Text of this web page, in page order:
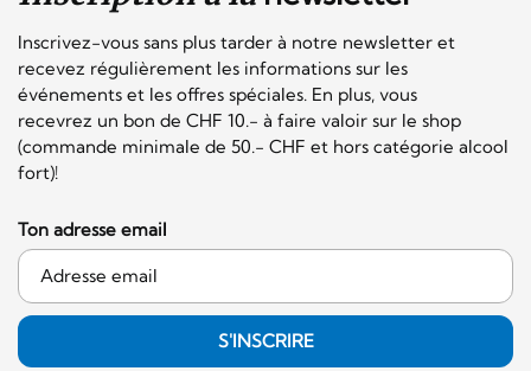
Inscrivez-vous sans plus tarder à notre newsletter et
recevez régulièrement les informations sur les
événements et les offres spéciales. En plus, vous
recevrez un bon de CHF 10.- à faire valoir sur le shop
(commande minimale de 50.- CHF et hors catégorie alcool
fort)!
Ton adresse email
S'INSCRIRE